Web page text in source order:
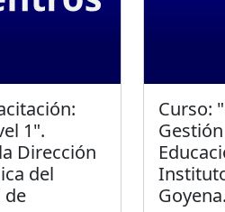
1".
Dirección
del
de
Curso:
Goyena.